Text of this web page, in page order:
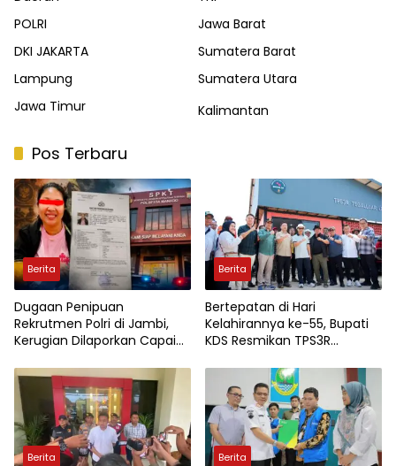
POLRI
Jawa Barat
DKI JAKARTA
Sumatera Barat
Lampung
Sumatera Utara
Jawa Timur
Kalimantan
Pos Terbaru
Berita
Dugaan Penipuan
Rekrutmen Polri di Jambi,
Kerugian Dilaporkan Capai
Berita
Bertepatan di Hari
Kelahirannya ke-55, Bupati
KDS Resmikan TPS3R
Berita Berita